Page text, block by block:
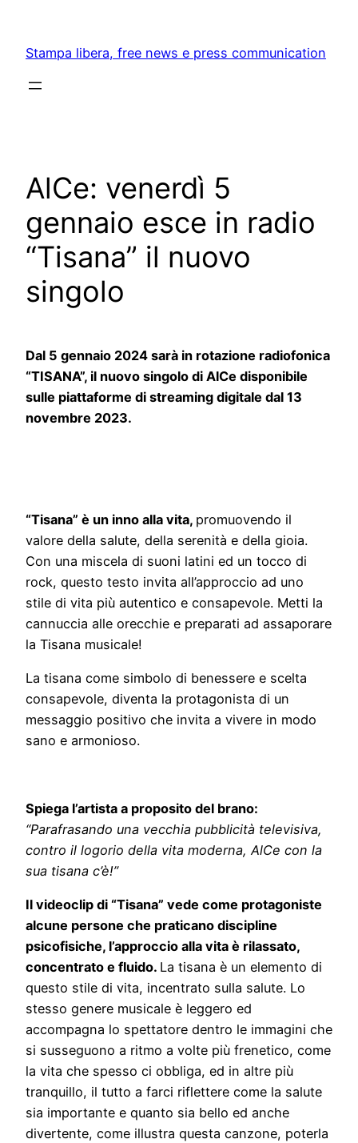
content
Stampa libera, free news e press communication
AlCe: venerdì 5
gennaio esce in radio
“Tisana” il nuovo
singolo
Dal 5 gennaio 2024 sarà in rotazione radiofonica
“TISANA”, il nuovo singolo di AlCe disponibile
sulle piattaforme di streaming digitale dal 13
novembre 2023.
“Tisana” è un inno alla vita, promuovendo il
valore della salute, della serenità e della gioia.
Con una miscela di suoni latini ed un tocco di
rock, questo testo invita all’approccio ad uno
stile di vita più autentico e consapevole. Metti la
cannuccia alle orecchie e preparati ad assaporare
la Tisana musicale!
La tisana come simbolo di benessere e scelta
consapevole, diventa la protagonista di un
messaggio positivo che invita a vivere in modo
sano e armonioso.
Spiega l’artista a proposito del brano:
“Parafrasando una vecchia pubblicità televisiva,
contro il logorio della vita moderna, AlCe con la
sua tisana c’è!”
Il videoclip di “Tisana” vede come protagoniste
alcune persone che praticano discipline
psicofisiche, l’approccio alla vita è rilassato,
concentrato e fluido. La tisana è un elemento di
questo stile di vita, incentrato sulla salute. Lo
stesso genere musicale è leggero ed
accompagna lo spettatore dentro le immagini che
si susseguono a ritmo a volte più frenetico, come
la vita che spesso ci obbliga, ed in altre più
tranquillo, il tutto a farci riflettere come la salute
sia importante e quanto sia bello ed anche
divertente, come illustra questa canzone, poterla